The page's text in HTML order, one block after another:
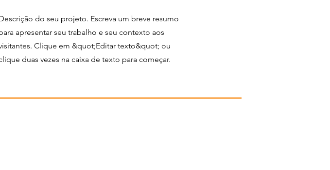
do seu projeto. Escreva um breve resumo
apresentar seu trabalho e seu contexto aos
Clique em &quot;Editar texto&quot; ou
duas vezes na caixa de texto para começar.